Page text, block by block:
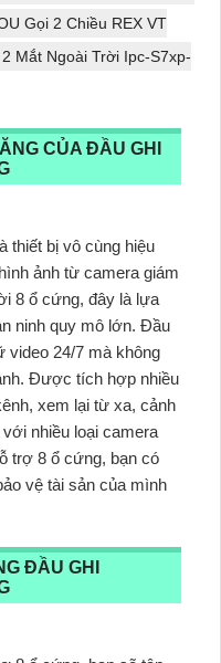
Gọi 2 Chiều REX VT
Mắt Ngoài Trời Ipc-S7xp-
CỦA ĐẦU GHI
thiết bị vô cùng hiệu
ảnh từ camera giám
8 ổ cứng, đây là lựa
ninh quy mô lớn. Đầu
video 24/7 mà không
Được tích hợp nhiều
xem lại từ xa, cảnh
nhiều loại camera
trợ 8 ổ cứng, bạn có
vệ tài sản của mình
ĐẦU GHI